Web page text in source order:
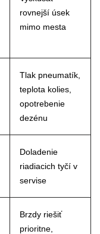
rovnejší úsek
mimo mesta
Tlak pneumatík,
teplota kolies,
opotrebenie
dezénu
Doladenie
riadiacich tyčí v
servise
Brzdy riešiť
prioritne,